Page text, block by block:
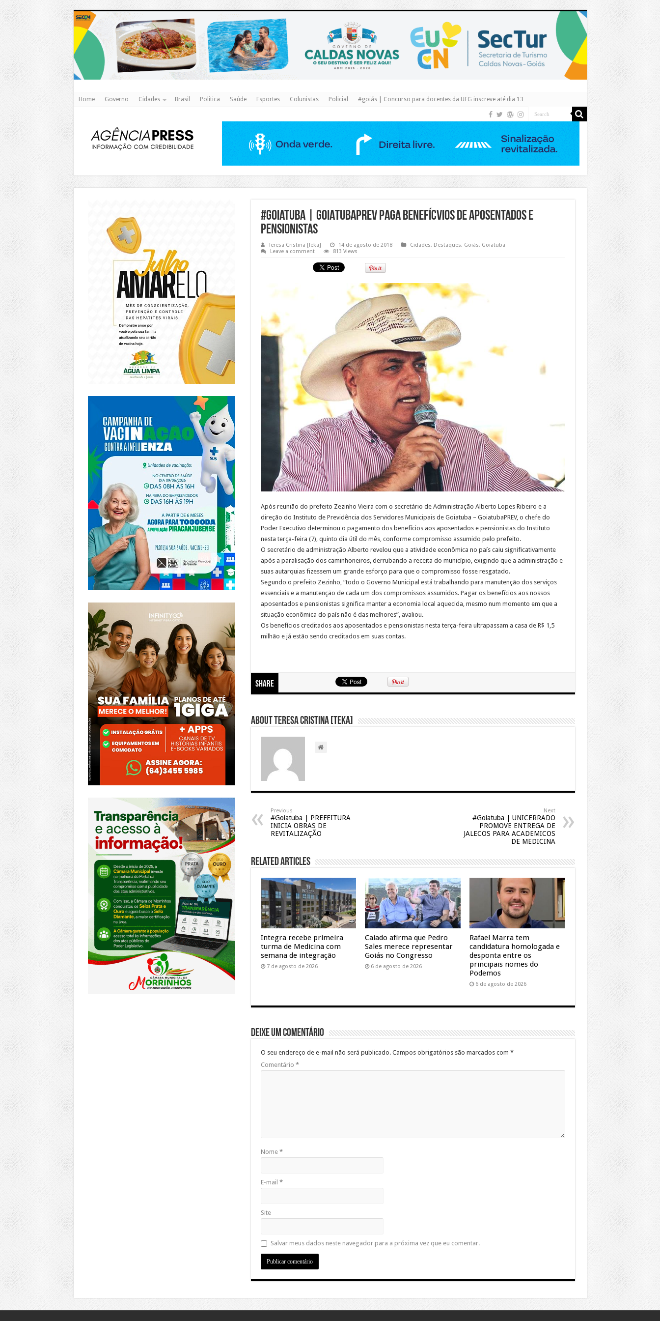
https://www.caldasnovas.go.gov.br/
Home Governo Cidades Brasil Politica Saúde Esportes Colunistas Policial #goiás | Concurso para docentes da UEG inscreve até dia 13
#Goiatuba | GOIATUBAPREV PAGA BENEFÍCVIOS DE APOSENTADOS E
PENSIONISTAS
Teresa Cristina [Teka] 14 de agosto de 2018 Cidades, Destaques, Goiás, Goiatuba
Leave a comment
813 Views
Após reunião do prefeito Zezinho Vieira com o secretário de Administração Alberto Lopes Ribeiro e a
direção do Instituto de Previdência dos Servidores Municipais de Goiatuba – GoiatubaPREV, o chefe do
Poder Executivo determinou o pagamento dos benefícios aos aposentados e pensionistas do Instituto
nesta terça-feira (7), quinto dia útil do mês, conforme compromisso assumido pelo prefeito.
O secretário de administração Alberto revelou que a atividade econômica no país caiu significativamente
após a paralisação dos caminhoneiros, derrubando a receita do município, exigindo que a administração e
suas autarquias fizessem um grande esforço para que o compromisso fosse resgatado.
Segundo o prefeito Zezinho, “todo o Governo Municipal está trabalhando para manutenção dos serviços
essenciais e a manutenção de cada um dos compromissos assumidos. Pagar os benefícios aos nossos
aposentados e pensionistas significa manter a economia local aquecida, mesmo num momento em que a
situação econômica do país não é das melhores”, avaliou.
Os benefícios creditados aos aposentados e pensionistas nesta terça-feira ultrapassam a casa de R$ 1,5
milhão e já estão sendo creditados em suas contas.
Share
About Teresa Cristina [Teka]
Previous
#Goiatuba | PREFEITURA
INICIA OBRAS DE
REVITALIZAÇÃO
Next
#Goiatuba | UNICERRADO
PROMOVE ENTREGA DE
JALECOS PARA ACADEMICOS
DE MEDICINA
Related Articles
Integra recebe primeira
turma de Medicina com
semana de integração
7 de agosto de 2026
Caiado afirma que Pedro
Sales merece representar
Goiás no Congresso
6 de agosto de 2026
Rafael Marra tem
candidatura homologada e
desponta entre os
principais nomes do
Podemos
6 de agosto de 2026
Deixe um comentário
O seu endereço de e-mail não será publicado. Campos obrigatórios são marcados com *
Comentário *
Nome *
E-mail *
Site
Salvar meus dados neste navegador para a próxima vez que eu comentar.
https://piracanjuba.go.gov.br/
https://www.infinitygo.com.br/
https://morrinhos.go.leg.br/